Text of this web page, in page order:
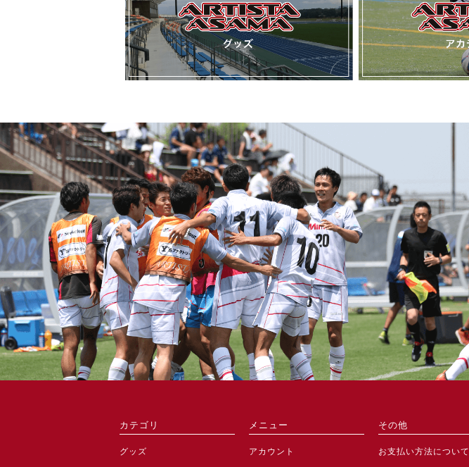
カテゴリ
グッズ
メニュー
アカウント
その他
お支払い方法について